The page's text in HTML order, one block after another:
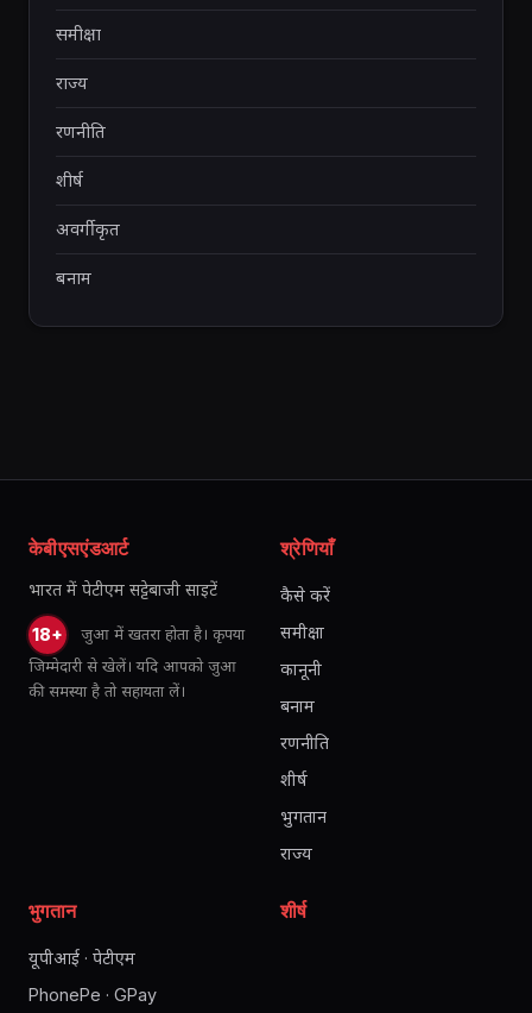
समीक्षा
राज्य
रणनीति
शीर्ष
अवर्गीकृत
बनाम
केबीएसएंडआर्ट
भारत में पेटीएम सट्टेबाजी साइटें
18+
जुआ में खतरा होता है। कृपया
जिम्मेदारी से खेलें। यदि आपको जुआ
की समस्या है तो सहायता लें।
श्रेणियाँ
कैसे करें
समीक्षा
कानूनी
बनाम
रणनीति
शीर्ष
भुगतान
राज्य
भुगतान
यूपीआई · पेटीएम
PhonePe · GPay
शीर्ष